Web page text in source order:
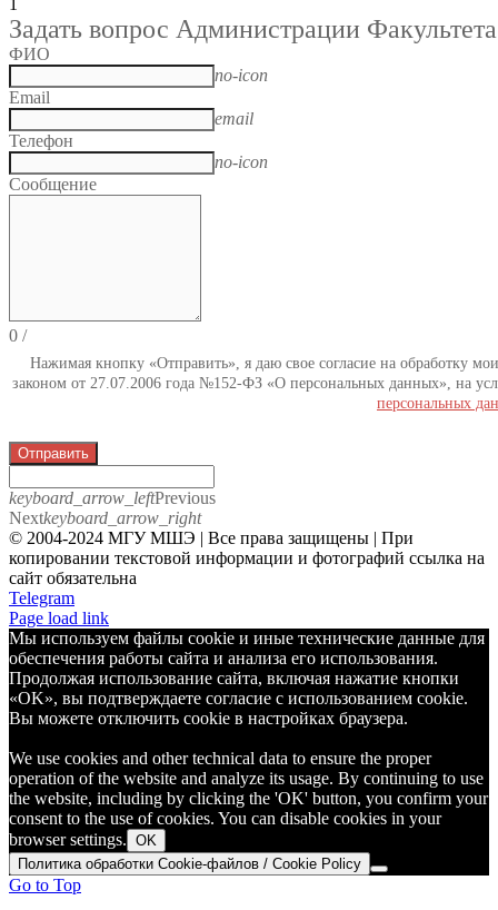
1
Задать вопрос Администрации Факультета
ФИО
no-icon
Email
email
Телефон
no-icon
Сообщение
0 /
Нажимая кнопку «Отправить», я даю свое согласие на обработку
законом от 27.07.2006 года №152-ФЗ «О персональных данных», на
персональных
Отправить
keyboard_arrow_leftPrevious
Nextkeyboard_arrow_right
© 2004-2024 МГУ МШЭ | Все права защищены | При
копировании текстовой информации и фотографий ссылка на
сайт обязательна
Telegram
Page load link
Мы используем файлы cookie и иные технические данные для
обеспечения работы сайта и анализа его использования.
Продолжая использование сайта, включая нажатие кнопки
«OK», вы подтверждаете согласие с использованием cookie.
Вы можете отключить cookie в настройках браузера.
We use cookies and other technical data to ensure the proper
operation of the website and analyze its usage. By continuing to use
the website, including by clicking the 'OK' button, you confirm your
consent to the use of cookies. You can disable cookies in your
browser settings. OK
Политика обработки Cookie-файлов / Cookie Policy
Go to Top